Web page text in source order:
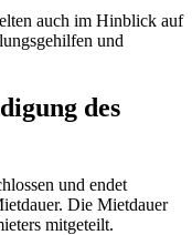
auch im Hinblick auf
und
des
und endet
Die Mietdauer
mitgeteilt.